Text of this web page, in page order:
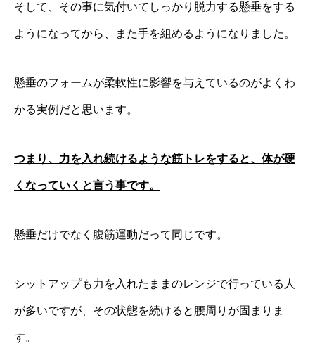
そして、その事に気付いてしっかり脱力する懸垂をする
ようになってから、また手を組めるようになりました。
懸垂のフォームが柔軟性に影響を与えているのがよくわ
かる実例だと思います。
つまり、力を入れ続けるような筋トレをすると、 体が硬
くなっていくと言う事です。
懸垂だけでなく腹筋運動だって同じです。
シットアップも力を入れたままのレンジで行っている人
が多いですが、その状態を続けると腰周りが固まりま
す。